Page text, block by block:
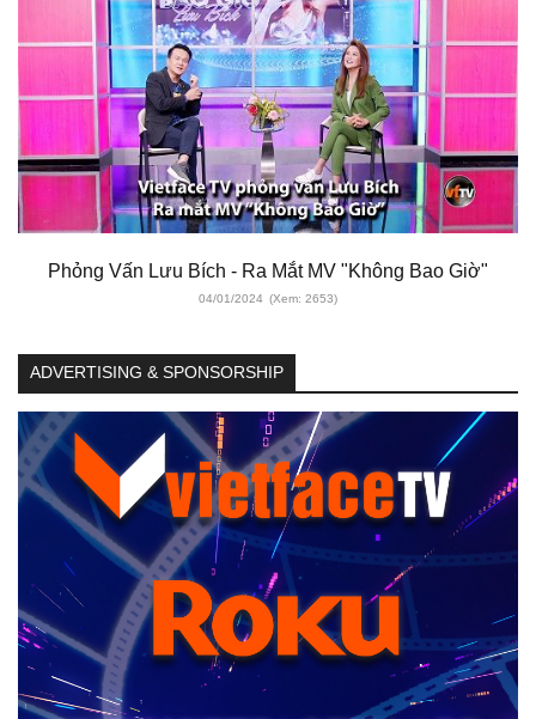
Phỏng Vấn Lưu Bích - Ra Mắt MV "Không Bao Giờ"
04/01/2024 (Xem: 2653)
ADVERTISING & SPONSORSHIP